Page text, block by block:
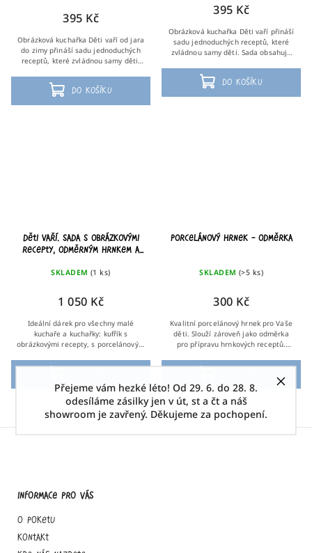
Přejeme vám hezké léto! Od 29. 6. do 28. 8.
odesíláme zásilky jen v út, st a čt a náš
showroom je zavřený. Děkujeme za pochopení.
395 Kč
Do košíku
Obrázková kuchařka Děti vaří od jara
do zimy přináší sadu jednoduchých
receptů, které zvládnou samy děti.
přípravu slaných i sladkých...
395 Kč
Do košíku
Obrázková kuchařka Děti vaří přináší
sadu jednoduchých receptů, které
zvládnou samy děti. Sada obsahuje
od snídaně až po večeři.
Děti vaří. Sada s obrázkovými
recepty, odměrným hrnkem a
SKLADEM (1 ks)
1 050 Kč
Ideální dárek pro všechny malé
kuchaře a kuchařky: kufřík s
obrázkovými recepty, s porcelánovým
zástěrkou. Celkem 14 obrázkových
Porcelánový hrnek – odměrka
SKLADEM (>5 ks)
300 Kč
Kvalitní porcelánový hrnek pro Vaše
děti. Slouží zároveň jako odměrka
pro přípravu hrnkových receptů.
Informace pro vás
O Poketu
Kontakt